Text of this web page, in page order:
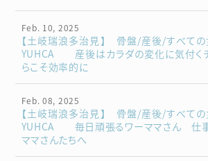
Feb. 10, 2025
【土岐瑞浪多治見】 骨盤/産後/すべて
YUHCA 産後はカラダの変化に気付く
らこそ効率的に
Feb. 08, 2025
【土岐瑞浪多治見】 骨盤/産後/すべて
YUHCA 毎日頑張るワーママさん 仕事
ママさんたちへ